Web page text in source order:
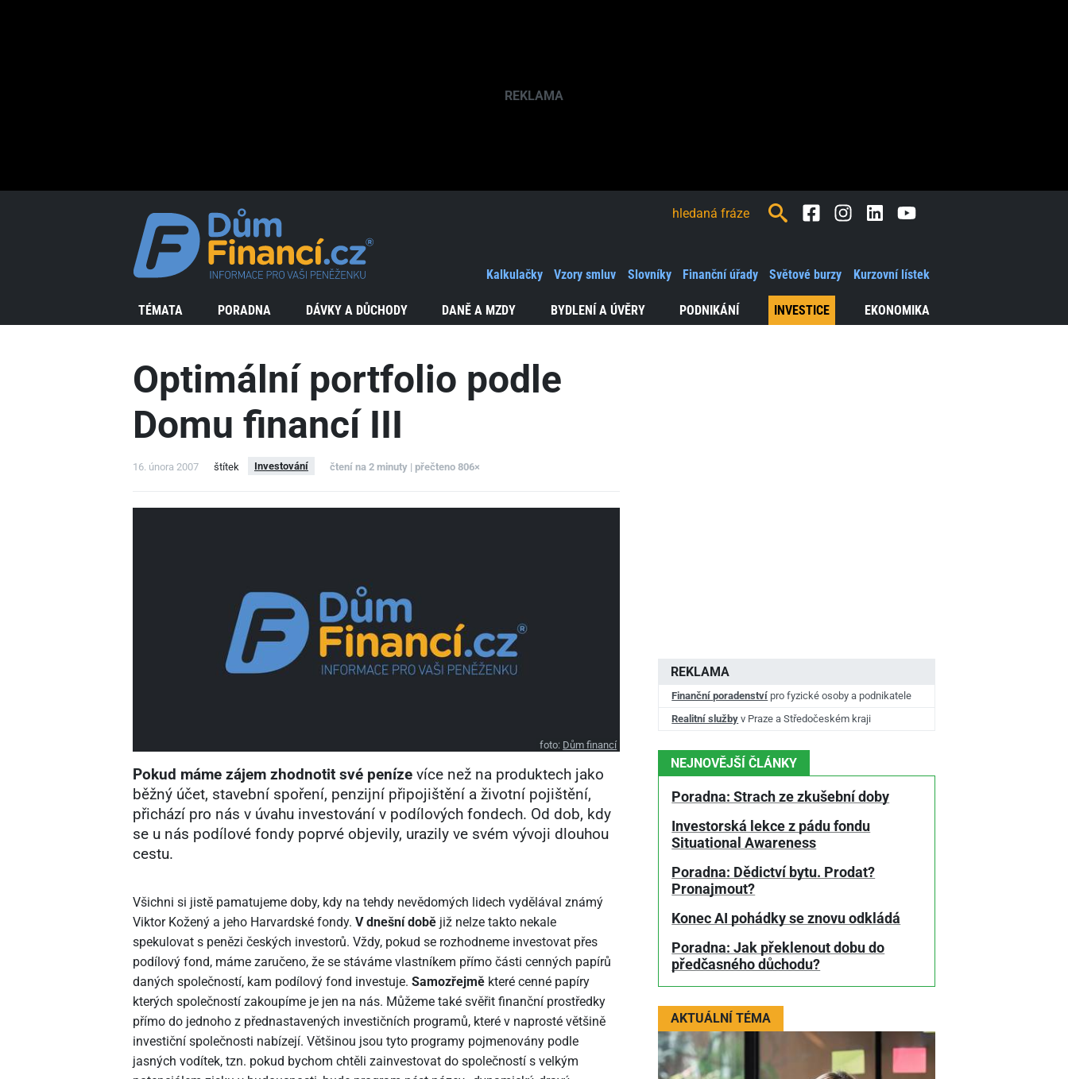
TÉMATA PORADNA DÁVKY A DŮCHODY DANĚ A MZDY BYDLENÍ A ÚVĚRY PODNIKÁNÍ INVESTICE EKONOMIKA
Kalkulačky Vzory smluv Slovníky Finanční úřady Světové burzy Kurzovní lístek
FacebookInstagramLinkedInYoutube
Optimální portfolio podle
Domu financí III
16. února 2007 štítek Investování čtení na 2 minuty | přečteno 806×
foto: Dům financí
Pokud máme zájem zhodnotit své peníze více než na produktech jako
běžný účet, stavební spoření, penzijní připojištění a životní pojištění,
přichází pro nás v úvahu investování v podílových fondech. Od dob, kdy
se u nás podílové fondy poprvé objevily, urazily ve svém vývoji dlouhou
cestu.
Všichni si jistě pamatujeme doby, kdy na tehdy nevědomých lidech vydělával známý
Viktor Kožený a jeho Harvardské fondy. V dnešní době již nelze takto nekale
spekulovat s penězi českých investorů. Vždy, pokud se rozhodneme investovat přes
podílový fond, máme zaručeno, že se stáváme vlastníkem přímo části cenných papírů
daných společností, kam podílový fond investuje. Samozřejmě které cenné papíry
kterých společností zakoupíme je jen na nás. Můžeme také svěřit finanční prostředky
přímo do jednoho z přednastavených investičních programů, které v naprosté většině
investiční společnosti nabízejí. Většinou jsou tyto programy pojmenovány podle
jasných vodítek, tzn. pokud bychom chtěli zainvestovat do společností s velkým
REKLAMA
Finanční poradenství pro fyzické osoby a podnikatele
Realitní služby v Praze a Středočeském kraji
NEJNOVĚJŠÍ ČLÁNKY
Poradna: Strach ze zkušební doby
Investorská lekce z pádu fondu
Situational Awareness
Poradna: Dědictví bytu. Prodat?
Pronajmout?
Konec AI pohádky se znovu odkládá
Poradna: Jak překlenout dobu do
předčasného důchodu?
AKTUÁLNÍ TÉMA